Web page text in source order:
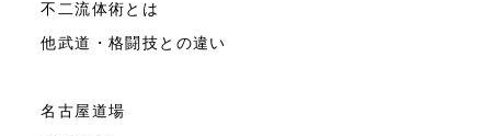
不二流体術とは
他武道・格闘技との違い
名古屋道場